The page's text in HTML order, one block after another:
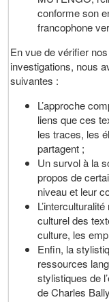
conforme son
francophone
En vue de vérifier
investigations, nous
suivantes :
L’approche
liens que ces
les traces, les
partagent ;
Un survol à la
propos de
niveau et leur
culturel des
culture, les
Enfin, la
ressources
stylistiques de
de Charles